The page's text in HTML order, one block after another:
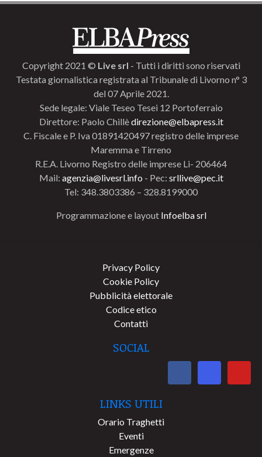
Copyright 2021 © Live srl - Tutti i diritti sono riservati
Testata giornalistica registrata al Tribunale di Livorno n° 3
del 07 Aprile 2021.
Sede legale: Viale Teseo Tesei 12 Portoferraio
Direttore: Paolo Chillèdirezione@elbapress.it
C. Fiscale e P. Iva 01891420497 registro delle imprese
Maremma e Tirreno
R.E.A. Livorno Registro delle imprese Li- 206464
Mail: agenzia@livesrl.info - Pec: srllive@pec.it
Tel: 348.3803386 – 328.8199000
Programmazione e layout Infoelba srl
Privacy Policy
Cookie Policy
Pubblicità elettorale
Codice etico
Contatti
SOCIAL
LINKS UTILI
Orario Traghetti
Eventi
Emergenze